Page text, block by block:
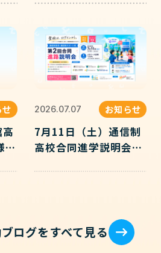
な
2026.07.07 お知らせ
7月11日（土）通信制
高校合同進学説明会｜
ログをすべて見る